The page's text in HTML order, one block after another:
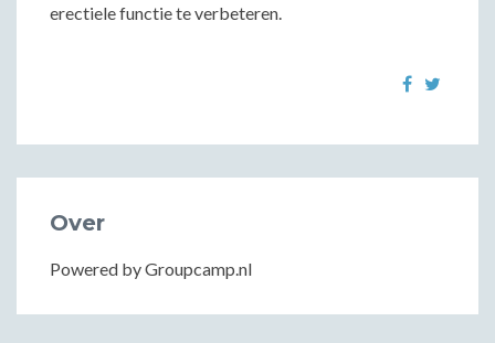
erectiele functie te verbeteren.
Over
Powered by Groupcamp.nl